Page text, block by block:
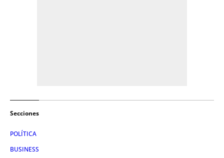
Secciones
POLÍTICA
BUSINESS